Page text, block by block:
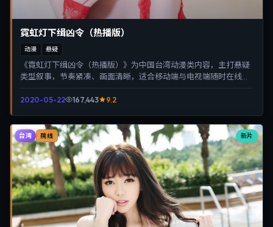
霓虹灯下缉凶令（热播版）
动漫 悬疑
《霓虹灯下缉凶令（热播版）》为中国台湾动漫类内容，主打悬疑
类型叙事，节奏紧凑、画面清晰，适合移动端与电视端随时在线观
2020-05-22 167,443 9.2
新片
台湾 院线